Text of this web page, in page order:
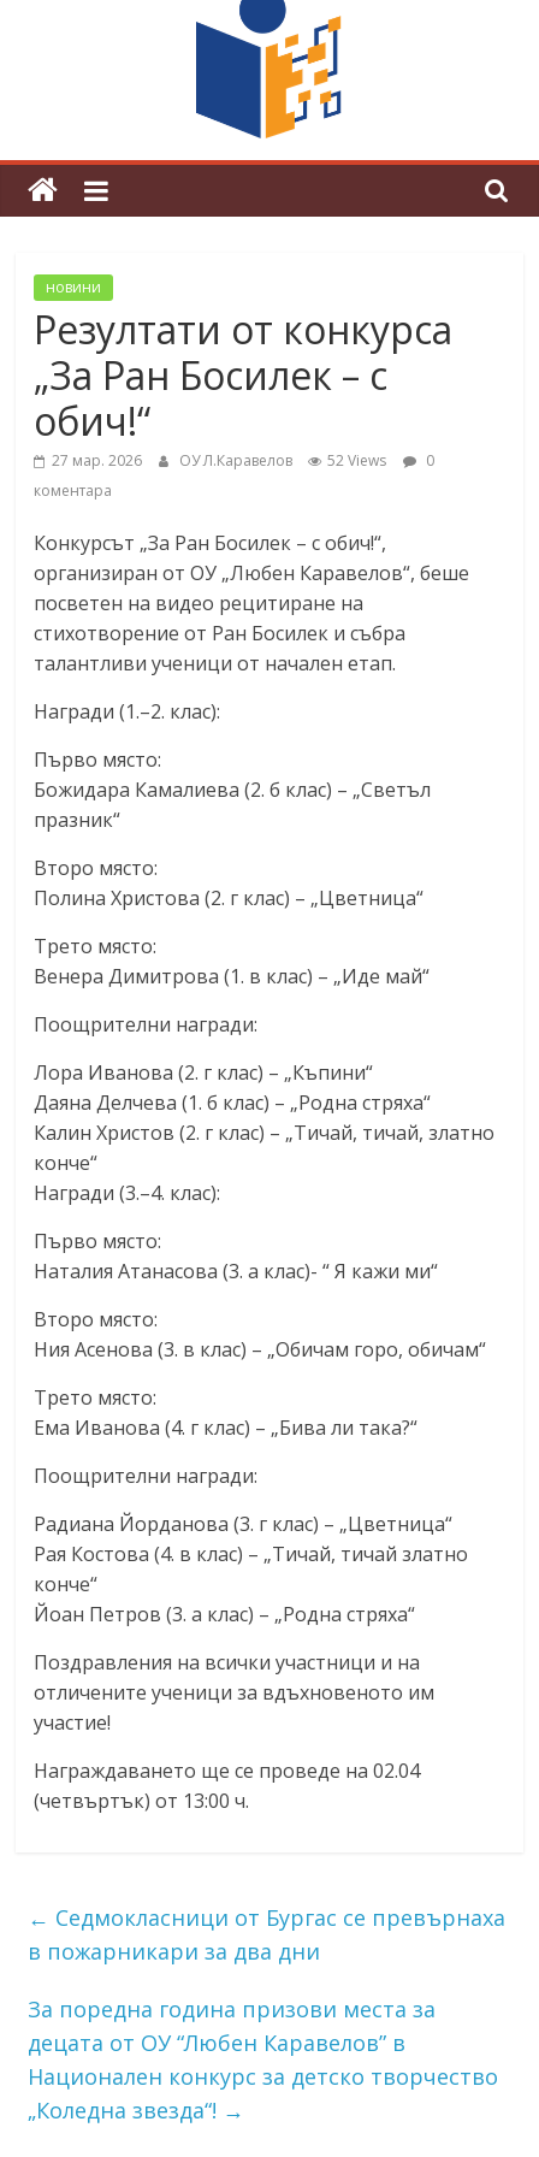
Магията на Андерсен оживя в ОУ
„Любен Каравелов“
новини
Резултати от конкурса
„За Ран Босилек – с
обич!“
27 мар. 2026 ОУ Л.Каравелов 52 Views
0
коментара
Конкурсът „За Ран Босилек – с обич!“,
организиран от ОУ „Любен Каравелов“, беше
посветен на видео рецитиране на
стихотворение от Ран Босилек и събра
талантливи ученици от начален етап.
Награди (1.–2. клас):
Първо място:
Божидара Камалиева (2. б клас) – „Светъл
празник“
Второ място:
Полина Христова (2. г клас) – „Цветница“
Трето място:
Венера Димитрова (1. в клас) – „Иде май“
Поощрителни награди:
Лора Иванова (2. г клас) – „Къпини“
Даяна Делчева (1. б клас) – „Родна стряха“
Калин Христов (2. г клас) – „Тичай, тичай, златно
конче“
Награди (3.–4. клас):
Първо място:
Наталия Атанасова (3. а клас)- “ Я кажи ми“
Второ място:
Ния Асенова (3. в клас) – „Обичам горо, обичам“
Трето място:
Ема Иванова (4. г клас) – „Бива ли така?“
Поощрителни награди:
Радиана Йорданова (3. г клас) – „Цветница“
Рая Костова (4. в клас) – „Тичай, тичай златно
конче“
Йоан Петров (3. а клас) – „Родна стряха“
Поздравления на всички участници и на
отличените ученици за вдъхновеното им
участие!
Награждаването ще се проведе на 02.04
(четвъртък) от 13:00 ч.
← Седмокласници от Бургас се превърнаха
в пожарникари за два дни
За поредна година призови места за
децата от ОУ “Любен Каравелов” в
Национален конкурс за детско творчество
„Коледна звезда“! →